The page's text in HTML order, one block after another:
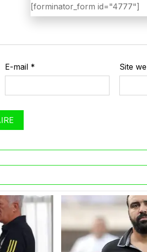
E-mail * Site
[forminator_form id="4777"]